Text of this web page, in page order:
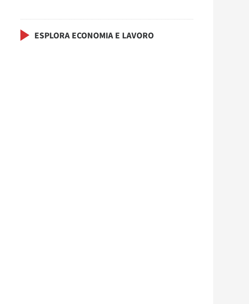
ESPLORA ECONOMIA E LAVORO